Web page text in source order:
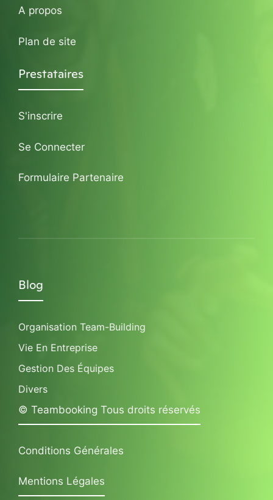
A propos
Plan de site
Prestataires
S'inscrire
Se Connecter
Formulaire Partenaire
Blog
Organisation Team-Building
Vie En Entreprise
Gestion Des Équipes
Divers
© Teambooking Tous droits réservés
Conditions Générales
Mentions Légales